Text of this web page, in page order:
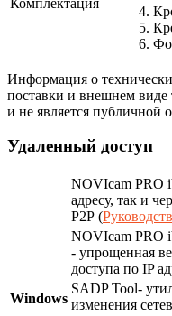
4.
5.
6.
Информация о
поставки и внешнем виде
и не является публичной
Удаленный доступ
Windows
NOVIcam PRO
адресу, так и
P2P (
NOVIcam PRO
- упрощенная
доступа по IP
SADP Tool-
изменения